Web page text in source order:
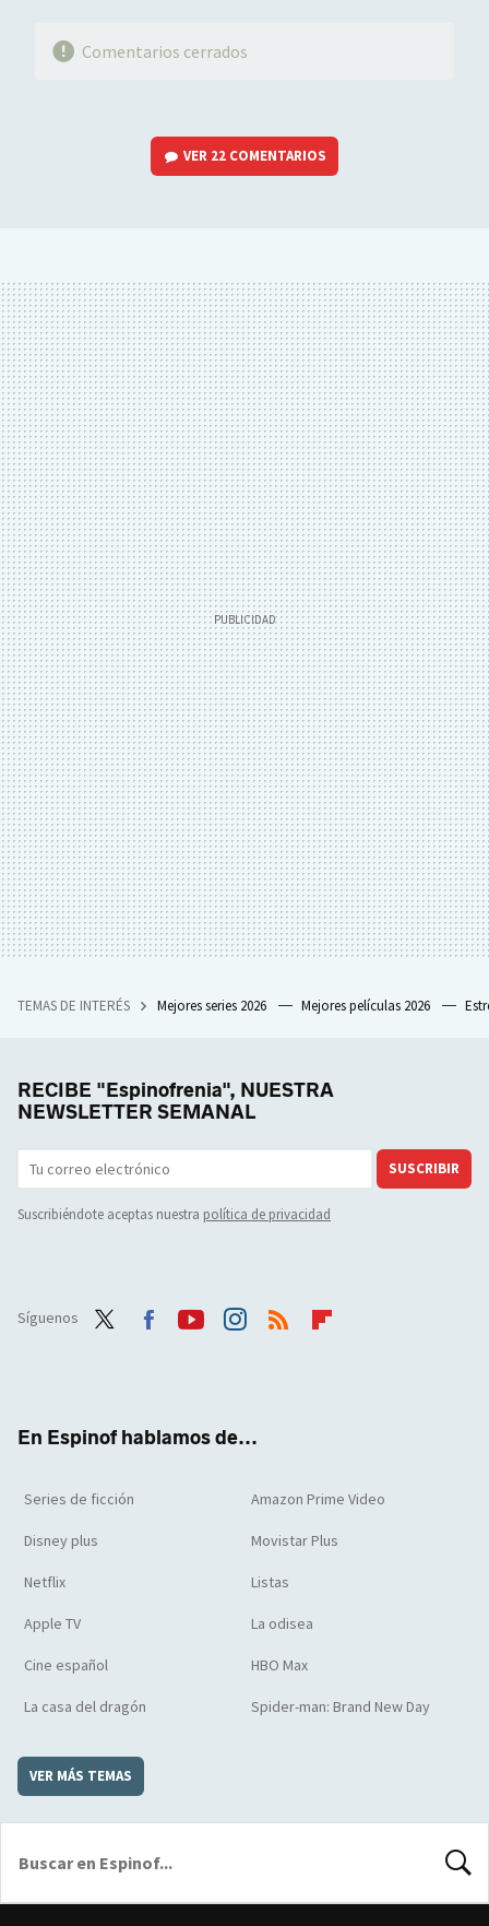
Comentarios cerrados
VER 22 COMENTARIOS
TEMAS DE INTERÉS Mejores series 2026 Mejores películas 2026
RECIBE "Espinofrenia", NUESTRA
NEWSLETTER SEMANAL
SUSCRIBIR
Suscribiéndote aceptas nuestra política de privacidad
Síguenos
En Espinof hablamos de...
Series de ficción Amazon Prime Video
Disney plus Movistar Plus
Netflix Listas
Apple TV La odisea
Cine español HBO Max
La casa del dragón Spider-man: Brand New Day
VER MÁS TEMAS